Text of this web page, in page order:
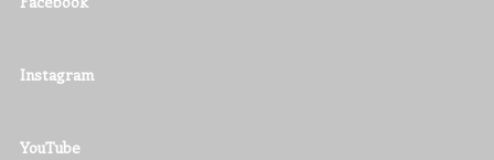
Instagram
YouTube